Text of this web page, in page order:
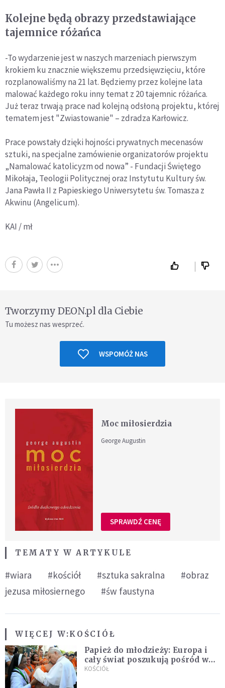
Kolejne będą obrazy przedstawiające
tajemnice różańca
-To wydarzenie jest w naszych marzeniach pierwszym
krokiem ku znacznie większemu przedsięwzięciu, które
rozplanowaliśmy na 21 lat. Będziemy przez kolejne lata
malować każdego roku inny temat z 20 tajemnic różańca.
Już teraz trwają prace nad kolejną odsłoną projektu, której
tematem jest "Zwiastowanie" – zdradza Karłowicz.
Prace powstały dzięki hojności prywatnych mecenasów
sztuki, na specjalne zamówienie organizatorów projektu
„Namalować katolicyzm od nowa” - Fundacji Świętego
Mikołaja, Teologii Politycznej oraz Instytutu Kultury św.
Jana Pawła II z Papieskiego Uniwersytetu św. Tomasza z
Akwinu (Angelicum).
KAI / mł
Tworzymy DEON.pl dla Ciebie
Tu możesz nas wesprzeć.
WSPOMÓŻ NAS
Moc miłosierdzia
George Augustin
SPRAWDŹ CENĘ
TEMATY W ARTYKULE
#wiara #kościół #sztuka sakralna
#obraz
jezusa miłosiernego
#św faustyna
WIĘCEJ W:KOŚCIÓŁ
Papież do młodzieży: Europa i
cały świat poszukują pośród was
nowych świętych
KOŚCIÓŁ